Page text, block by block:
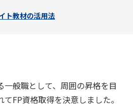
ト教材の活用法
般職として、周囲の昇格を目
FP資格取得を決意しました。